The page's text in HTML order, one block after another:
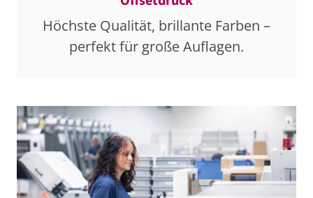
Höchste Qualität, brillante Farben –
perfekt für große Auflagen.